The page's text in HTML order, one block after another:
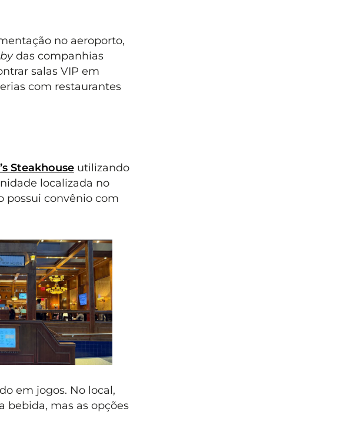
no aeroporto,
das companhias
salas VIP em
com restaurantes
Steakhouseutilizando
localizada no
possui convênio com
em jogos. No local,
bebida, mas as opções